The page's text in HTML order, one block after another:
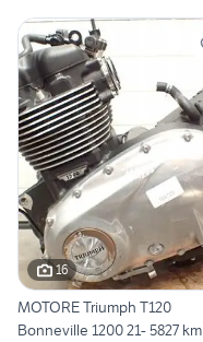
16
MOTORE Triumph T120
Bonneville 1200 21- 5827 km